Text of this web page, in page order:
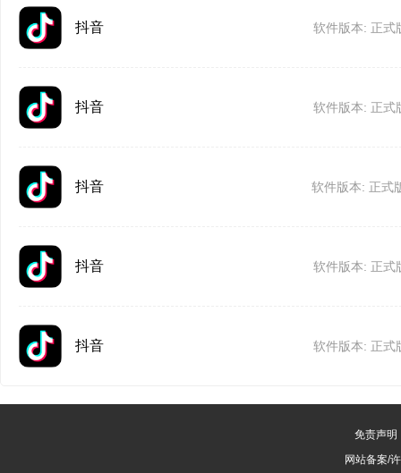
抖音 软件版本: 正式
抖音 软件版本: 正式
抖音 软件版本: 正式
抖音 软件版本: 正式
抖音 软件版本: 正式
免责声明
网站备案/